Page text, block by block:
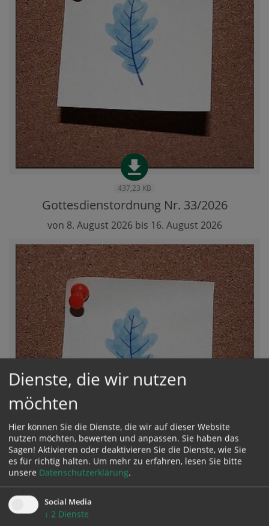
437,23 KB
Gottesdienstordnung Nr. 33/2026
von 8. August 2026 bis 16. August 2026
Gottesdienstordnung Nr. 32/2026
Dienste, die wir nutzen
möchten
Hier können Sie die Dienste, die wir auf dieser Website
nutzen möchten, bewerten und anpassen. Sie haben das
Sagen! Aktivieren oder deaktivieren Sie die Dienste, wie Sie
es für richtig halten. Um mehr zu erfahren, lesen Sie bitte
unsere Datenschutzerklärung.
Social Media
↓ 2 Dienste